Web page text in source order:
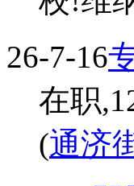
26-7-16
在职
(通济